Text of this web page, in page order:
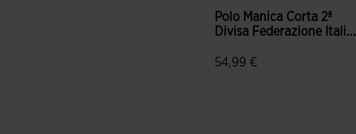
Polo Manica Corta 2ª
Divisa Federazione Itali...
54,99 €